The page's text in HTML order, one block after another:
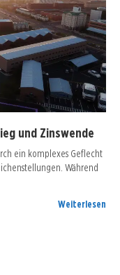
und Zinswende
ein komplexes Geflecht
Während
Weiterlesen